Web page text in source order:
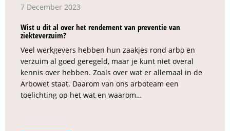
7 December 2023
Wist u dit al over het rendement van preventie van
ziekteverzuim?
Veel werkgevers hebben hun zaakjes rond arbo en
verzuim al goed geregeld, maar je kunt niet overal
kennis over hebben. Zoals over wat er allemaal in de
Arbowet staat. Daarom van ons arboteam een
toelichting op het wat en waarom…